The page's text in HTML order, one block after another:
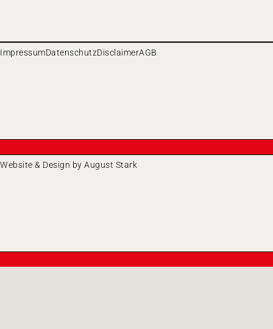
ImpressumDatenschutzDisclaimerAGB
Website & Design by August Stark